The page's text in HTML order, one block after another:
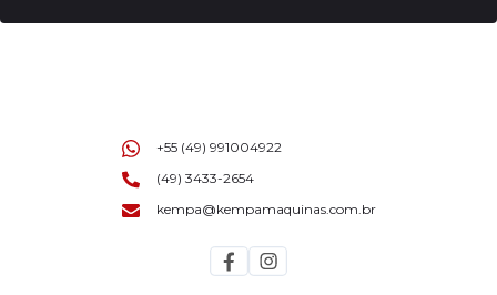
+55 (49) 991004922
(49) 3433-2654
kempa@kempamaquinas.com.br